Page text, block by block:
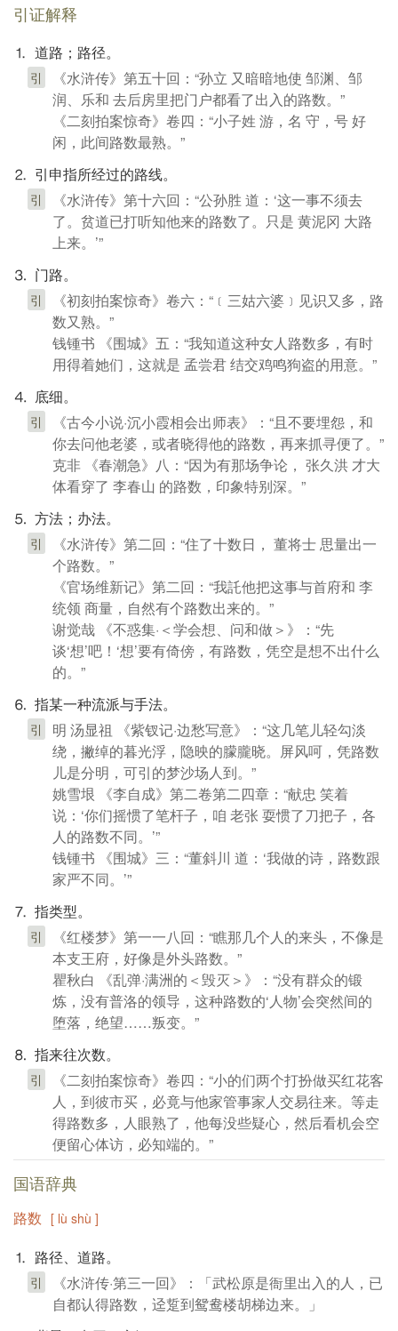
引证解释
⒈ 道路；路径。
引
《水浒传》第五十回：“孙立 又暗暗地使 邹渊、邹
润、乐和 去后房里把门户都看了出入的路数。”
《二刻拍案惊奇》卷四：“小子姓 游，名 守，号 好
闲，此间路数最熟。”
⒉ 引申指所经过的路线。
引
《水浒传》第十六回：“公孙胜 道：‘这一事不须去
了。贫道已打听知他来的路数了。只是 黄泥冈 大路
上来。’”
⒊ 门路。
引
《初刻拍案惊奇》卷六：“﹝三姑六婆﹞见识又多，路
数又熟。”
钱锺书 《围城》五：“我知道这种女人路数多，有时
用得着她们，这就是 孟尝君 结交鸡鸣狗盗的用意。”
⒋ 底细。
引
《古今小说·沉小霞相会出师表》：“且不要埋怨，和
你去问他老婆，或者晓得他的路数，再来抓寻便了。”
克非 《春潮急》八：“因为有那场争论， 张久洪 才大
体看穿了 李春山 的路数，印象特别深。”
⒌ 方法；办法。
引
《水浒传》第二回：“住了十数日， 董将士 思量出一
个路数。”
《官场维新记》第二回：“我託他把这事与首府和 李
统领 商量，自然有个路数出来的。”
谢觉哉 《不惑集·＜学会想、问和做＞》：“先
谈‘想’吧！‘想’要有倚傍，有路数，凭空是想不出什么
的。”
⒍ 指某一种流派与手法。
引
明 汤显祖 《紫钗记·边愁写意》：“这几笔儿轻勾淡
绕，撇绰的暮光浮，隐映的朦朧晓。屏风呵，凭路数
儿是分明，可引的梦沙场人到。”
姚雪垠 《李自成》第二卷第二四章：“献忠 笑着
说：‘你们摇惯了笔杆子，咱 老张 耍惯了刀把子，各
人的路数不同。’”
钱锺书 《围城》三：“董斜川 道：‘我做的诗，路数跟
家严不同。’”
⒎ 指类型。
引
《红楼梦》第一一八回：“瞧那几个人的来头，不像是
本支王府，好像是外头路数。”
瞿秋白 《乱弹·满洲的＜毁灭＞》：“没有群众的锻
炼，没有普洛的领导，这种路数的‘人物’会突然间的
堕落，绝望……叛变。”
⒏ 指来往次数。
引
《二刻拍案惊奇》卷四：“小的们两个打扮做买红花客
人，到彼市买，必竟与他家管事家人交易往来。等走
得路数多，人眼熟了，他每没些疑心，然后看机会空
便留心体访，必知端的。”
国语辞典
路数 [ lù shù ]
⒈ 路径、道路。
引
《水浒传·第三一回》：「武松原是衙里出入的人，已
自都认得路数，迳踅到鸳鸯楼胡梯边来。」